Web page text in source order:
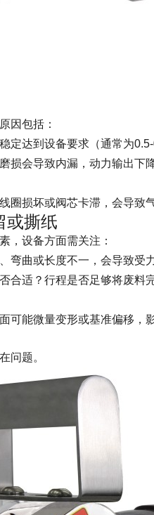
因包括：
定达到设备要求（通常为
损会导致内漏，动力输出
圈损坏或阀芯卡滞，会导致
或撕纸
，设备方面需关注：
弯曲或长度不一，会导致受
合适？行程是否足够将废
可能微量变形或基准偏移，
问题。